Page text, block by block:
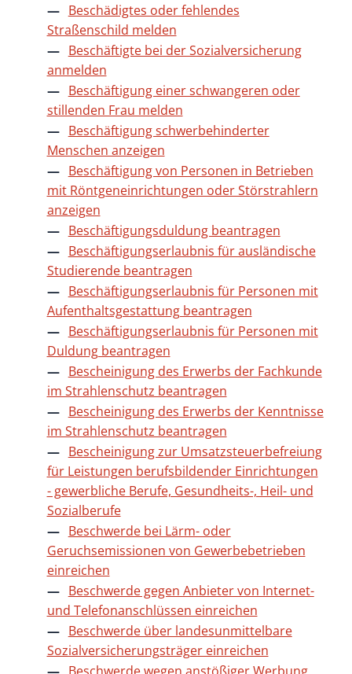
Beschädigtes oder fehlendes
Straßenschild melden
Beschäftigte bei der Sozialversicherung
anmelden
Beschäftigung einer schwangeren oder
stillenden Frau melden
Beschäftigung schwerbehinderter
Menschen anzeigen
Beschäftigung von Personen in Betrieben
mit Röntgeneinrichtungen oder Störstrahlern
anzeigen
Beschäftigungsduldung beantragen
Beschäftigungserlaubnis für ausländische
Studierende beantragen
Beschäftigungserlaubnis für Personen mit
Aufenthaltsgestattung beantragen
Beschäftigungserlaubnis für Personen mit
Duldung beantragen
Bescheinigung des Erwerbs der Fachkunde
im Strahlenschutz beantragen
Bescheinigung des Erwerbs der Kenntnisse
im Strahlenschutz beantragen
Bescheinigung zur Umsatzsteuerbefreiung
für Leistungen berufsbildender Einrichtungen
- gewerbliche Berufe, Gesundheits-, Heil- und
Sozialberufe
Beschwerde bei Lärm- oder
Geruchsemissionen von Gewerbebetrieben
einreichen
Beschwerde gegen Anbieter von Internet-
und Telefonanschlüssen einreichen
Beschwerde über landesunmittelbare
Sozialversicherungsträger einreichen